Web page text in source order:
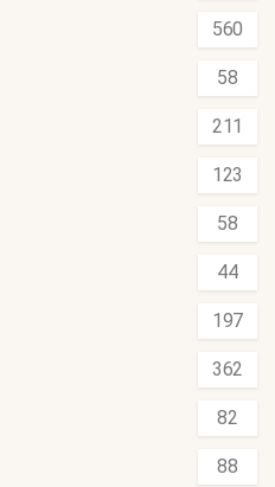
560
58
211
123
58
44
197
362
82
88